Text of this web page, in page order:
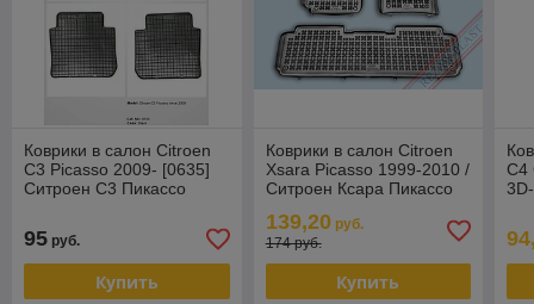
Коврики в салон Citroen
C3 Picasso 2009- [0635]
Ситроен С3 Пикассо
95 руб.
Купить
Коврики в салон Citroen
Xsara Picasso 1999-2010 /
Ситроен Ксара Пикассо
139,20руб.
174 руб.
Купить
C4